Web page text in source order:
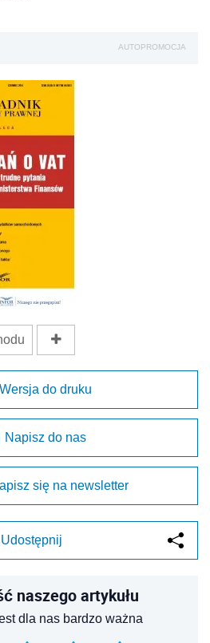
AUTOPROMOCJA
Wersja do druku
Napisz do nas
się na newsletter
Udostępnij
naszego artykułu
dla nas bardzo ważna